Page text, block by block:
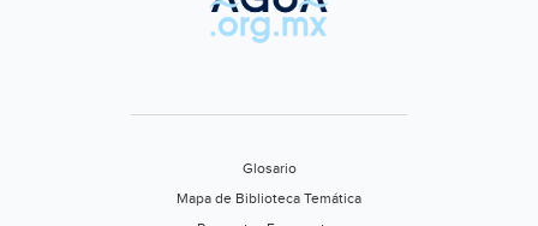
Glosario
Mapa de Biblioteca Temática